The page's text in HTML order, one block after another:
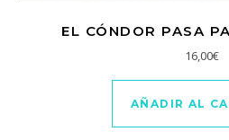
EL CÓNDOR PASA
16,00€
AÑADIR AL